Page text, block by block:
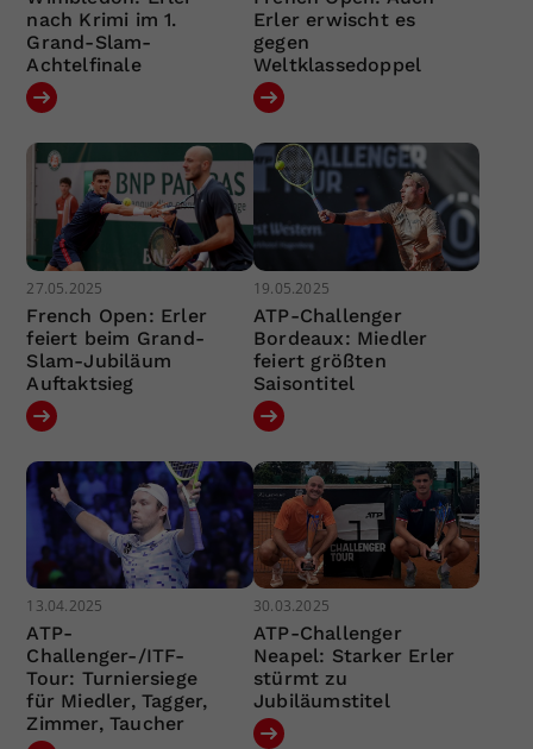
nach Krimi im 1.
Grand-Slam-
Achtelfinale
Erler erwischt es
gegen
Weltklassedoppel
27.05.2025
French Open: Erler
feiert beim Grand-
Slam-Jubiläum
Auftaktsieg
19.05.2025
ATP-Challenger
Bordeaux: Miedler
feiert größten
Saisontitel
13.04.2025
ATP-
Challenger-/ITF-
Tour: Turniersiege
für Miedler, Tagger,
Zimmer, Taucher
30.03.2025
ATP-Challenger
Neapel: Starker Erler
stürmt zu
Jubiläumstitel